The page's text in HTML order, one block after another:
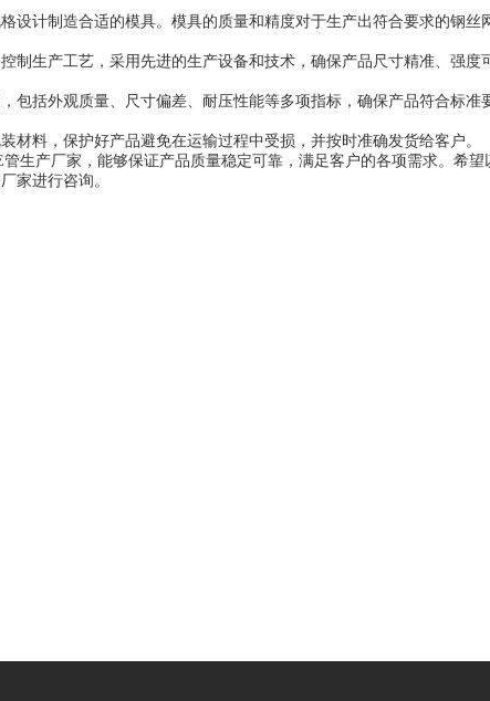
设计制造合适的模具。模具的质量和精度对于生产出符合要求的钢丝
制生产工艺，采用先进的生产设备和技术，确保产品尺寸精准、强度
包括外观质量、尺寸偏差、耐压性能等多项指标，确保产品符合标准
材料，保护好产品避免在运输过程中受损，并按时准确发货给客户。
生产厂家，能够保证产品质量稳定可靠，满足客户的各项需求。希
家进行咨询。